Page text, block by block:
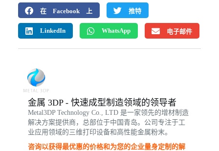
在 Facebook 上 推特
LinkedIn WhatsApp 电子邮件
金属 3DP - 快速成型制造领域的领导者
Metal3DP Technology Co., LTD 是一家领先的增材制造
解决方案提供商，总部位于中国青岛。公司专注于工
业应用领域的三维打印设备和高性能金属粉末。
咨询以获得最优惠的价格和为您的企业量身定制的解